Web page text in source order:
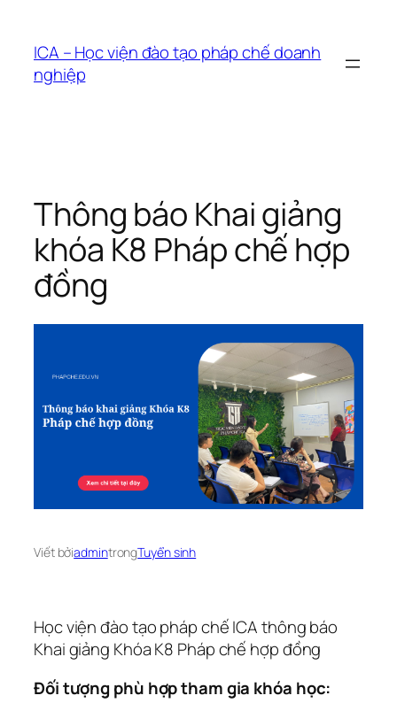
phầnICA – Học viện đào tạo pháp chế doanh
nghiệp
Thông báo Khai giảng
khóa K8 Pháp chế hợp
đồng
Viết bởiadmintrongTuyển sinh
Học viện đào tạo pháp chế ICA thông báo
Khai giảng Khóa K8 Pháp chế hợp đồng
Đối tượng phù hợp tham gia khóa học: